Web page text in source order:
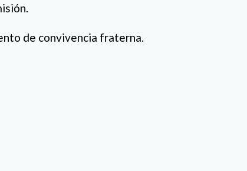
de convivencia fraterna.